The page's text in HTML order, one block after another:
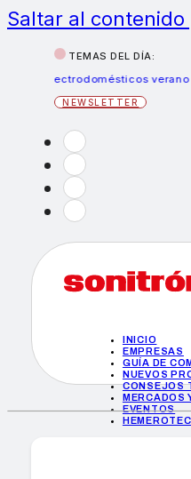
Saltar al contenido
TEMAS DEL DÍA:
electrodomésticos verano
NEWSLETTER
INICIO
EMPRESAS
GUÍA DE
NUEVOS
CONSEJOS
MERCADOS
EVENTOS